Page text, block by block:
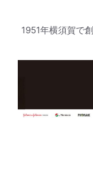
1951年横須賀で